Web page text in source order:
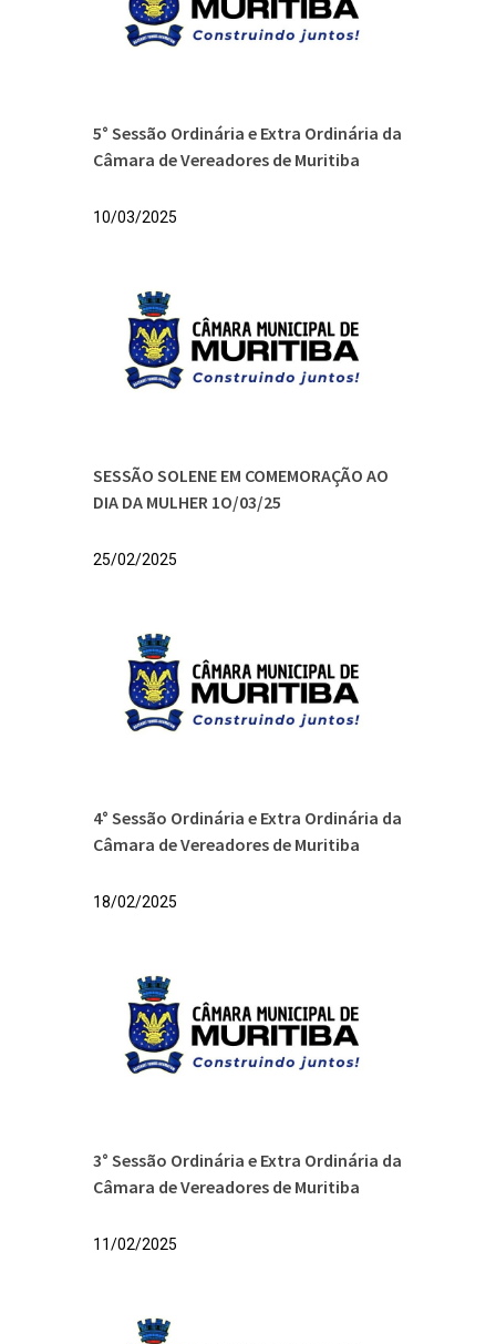
5° Sessão Ordinária e Extra Ordinária da
Câmara de Vereadores de Muritiba
10/03/2025
SESSÃO SOLENE EM COMEMORAÇÃO AO
DIA DA MULHER 1O/03/25
25/02/2025
4° Sessão Ordinária e Extra Ordinária da
Câmara de Vereadores de Muritiba
18/02/2025
3° Sessão Ordinária e Extra Ordinária da
Câmara de Vereadores de Muritiba
11/02/2025